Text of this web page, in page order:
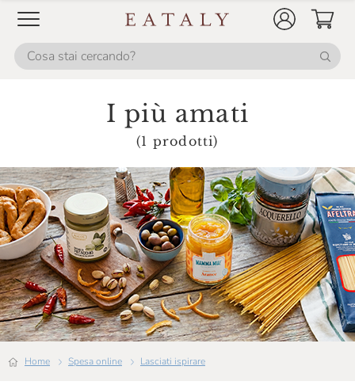
I più amati
(1 prodotti)
Home Spesa online Lasciati ispirare
Is Veg
Italia Zuccheri
L'Ortofrutta Di Eataly
La Campofilone
La Finestra Sul Cielo
La Gastronomia Di Eataly
La Granda
La Macelleria Di Eataly
La Panetteria Di Eataly
La Pescheria Di Eataly